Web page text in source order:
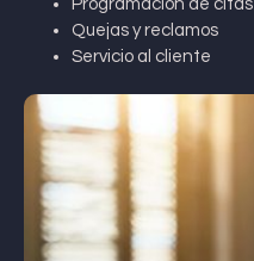
Programación de citas
Quejas y reclamos
Servicio al cliente